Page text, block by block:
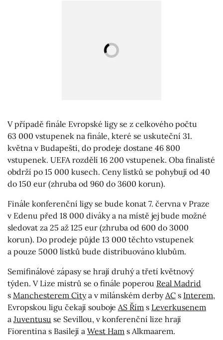
V případě finále Evropské ligy se z celkového počtu
63 000 vstupenek na finále, které se uskuteční 31.
května v Budapešti, do prodeje dostane 46 800
vstupenek. UEFA rozdělí 16 200 vstupenek. Oba finalisté
obdrží po 15 000 kusech. Ceny lístků se pohybují od 40
do 150 eur (zhruba od 960 do 3600 korun).
Finále konferenční ligy se bude konat 7. června v Praze
v Edenu před 18 000 diváky a na místě jej bude možné
sledovat za 25 až 125 eur (zhruba od 600 do 3000
korun). Do prodeje půjde 13 000 těchto vstupenek
a pouze 5000 lístků bude distribuováno klubům.
Semifinálové zápasy se hrají druhý a třetí květnový
týden. V Lize mistrů se o finále poperou Real Madrid
s Manchesterem Citya v milánském derbyAC s Interem,
Evropskou ligu čekají souboje AS Řím s Leverkusenem
a Juventusu se Sevillou, v konferenční lize hrají
Fiorentina s Basilejí a West Ham s Alkmaarem.